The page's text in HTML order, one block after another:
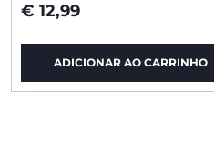
€ 12,99
ADICIONAR AO CARRINHO